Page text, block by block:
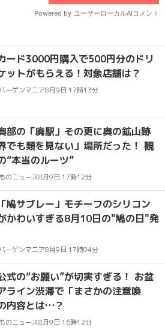
ード3000円購入で500円分のドリ
ットがもらえる！対象店舗は？
ーゲンマニア8月9日 17時13分
部の「廃駅」その更に奥の鉱山跡
でも類を見ない」場所だった！ 観
“本当のルーツ”
のニュース8月9日 17時12分
鳩サブレー」モチーフのシリコン
かわいすぎる8月10日の"鳩の日"発
ーゲンマニア8月9日 17時04分
式の“お願い”が切実すぎる！ お盆
ライン渋滞で「まさかの注意喚
内容とは…？
のニュース8月9日 16時12分